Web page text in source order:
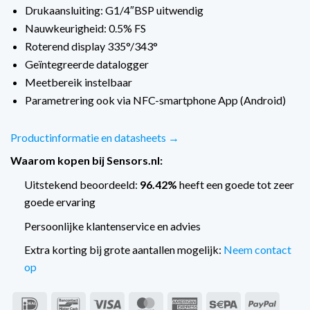
Drukaansluiting: G1/4″BSP uitwendig
Nauwkeurigheid: 0.5% FS
Roterend display 335°/343°
Geïntegreerde datalogger
Meetbereik instelbaar
Parametrering ook via NFC-smartphone App (Android)
Productinformatie en datasheets →
Waarom kopen bij Sensors.nl:
Uitstekend beoordeeld: 96.42% heeft een goede tot zeer
goede ervaring
Persoonlijke klantenservice en advies
Extra korting bij grote aantallen mogelijk: Neem contact
op
IDeal BancontactVisa MasterCardAmerican Sepa
PayPal